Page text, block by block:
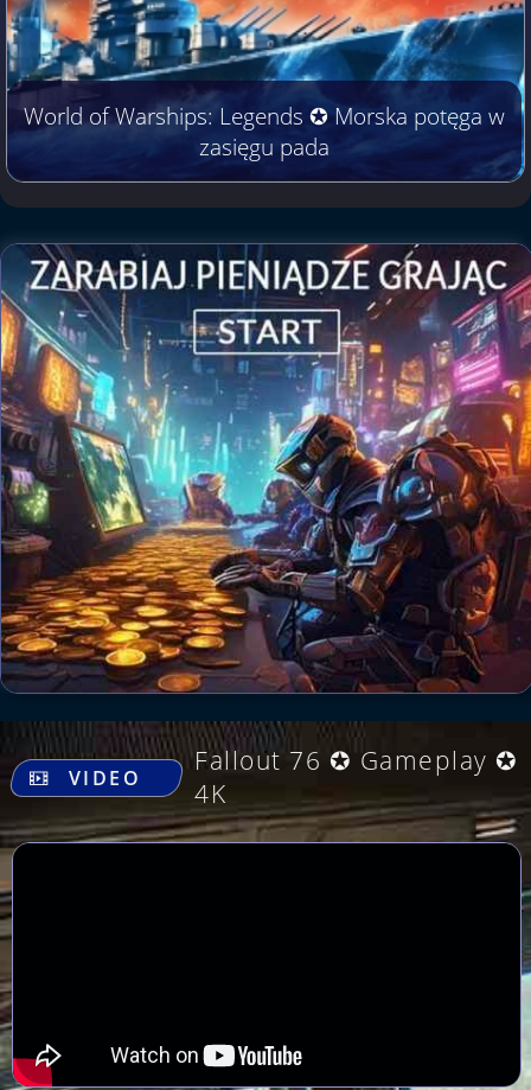
World of Warships: Legends ✪ Morska potęga w
zasięgu pada
.
VIDEO
Fallout 76 ✪ Gameplay ✪
4K